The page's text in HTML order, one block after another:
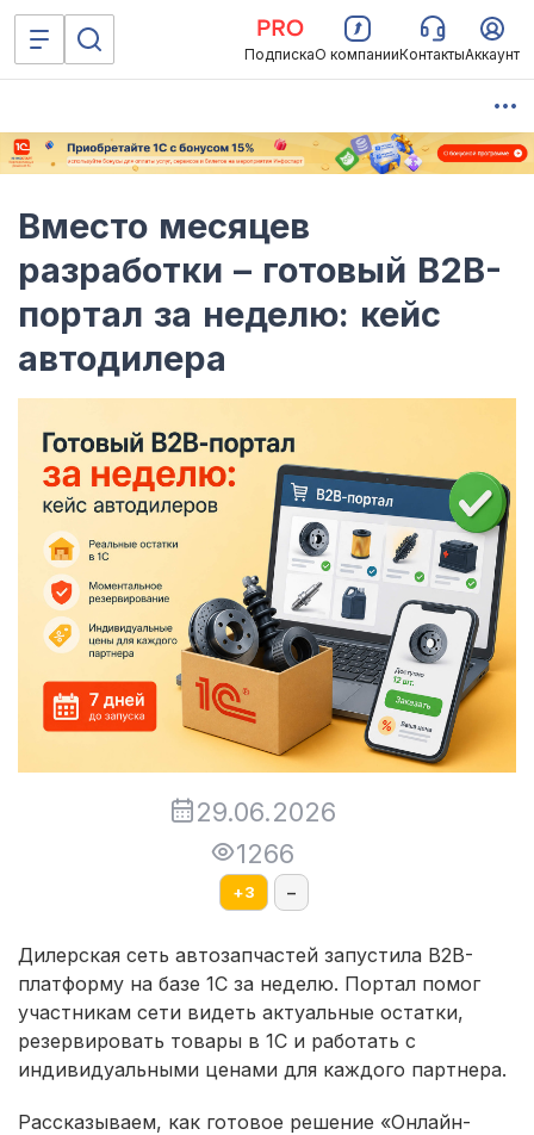
ПодпискаО компанииКонтактыАккаунт
Вместо месяцев
разработки – готовый B2B-
портал за неделю: кейс
автодилера
29.06.2026
1266
+3 –
Дилерская сеть автозапчастей запустила B2B-
платформу на базе 1С за неделю. Портал помог
участникам сети видеть актуальные остатки,
резервировать товары в 1С и работать с
индивидуальными ценами для каждого партнера.
Рассказываем, как готовое решение «Онлайн-